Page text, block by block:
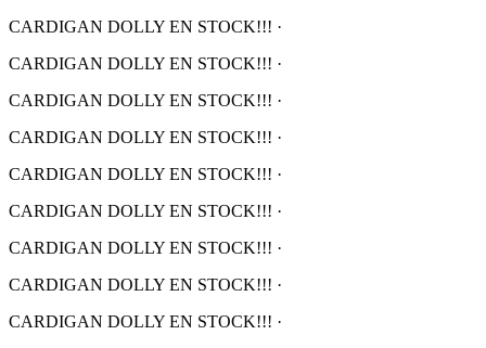
CARDIGAN DOLLY EN STOCK!!! ·
CARDIGAN DOLLY EN STOCK!!! ·
CARDIGAN DOLLY EN STOCK!!! ·
CARDIGAN DOLLY EN STOCK!!! ·
CARDIGAN DOLLY EN STOCK!!! ·
CARDIGAN DOLLY EN STOCK!!! ·
CARDIGAN DOLLY EN STOCK!!! ·
CARDIGAN DOLLY EN STOCK!!! ·
CARDIGAN DOLLY EN STOCK!!! ·